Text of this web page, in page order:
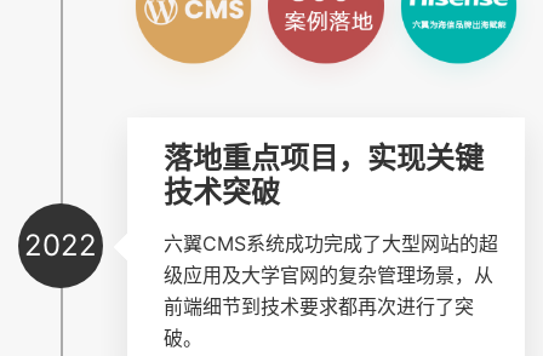
2022
落地重点项目，实现关键
技术突破
六翼CMS系统成功完成了大型网站的超
级应用及大学官网的复杂管理场景，从
前端细节到技术要求都再次进行了突
破。